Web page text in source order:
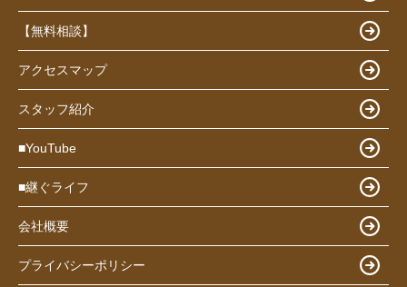
【無料相談】
アクセスマップ
スタッフ紹介
■YouTube
■継ぐライフ
会社概要
プライバシーポリシー